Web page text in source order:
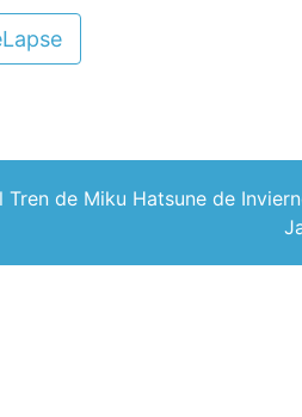
Tren de Miku Hatsune de